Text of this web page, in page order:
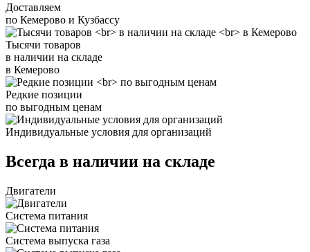
Доставляем
по Кемерово и Кузбассу
Тысячи товаров
в наличии на складе
в Кемерово
Редкие позиции
по выгодным ценам
Индивидуальные условия для организаций
Всегда в наличии на складе
Двигатели
Система питания
Система выпуска газа